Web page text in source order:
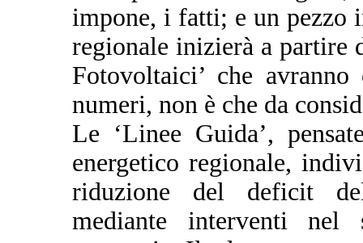
impone, i fatti; e un pezzo
regionale inizierà a partire
Fotovoltaici’ che
numeri, non è che da
Le ‘Linee Guida’,
energetico regionale,
riduzione del deficit
mediante interventi nel